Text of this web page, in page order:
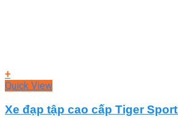
+
Quick View
Xe đạp tập cao cấp Tiger Sport